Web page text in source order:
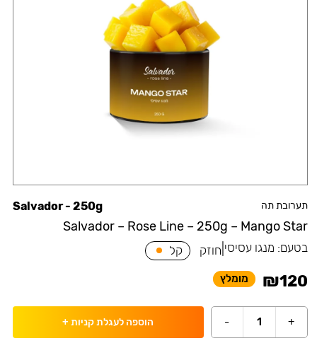
תערובת תה
Salvador – Rose Line – 250g – Mango Star
Salvador - 250g
בטעם: מנגו עסיסי חוזק קל
₪120 מומלץ
+
1
- הוספה לעגלת קניות +